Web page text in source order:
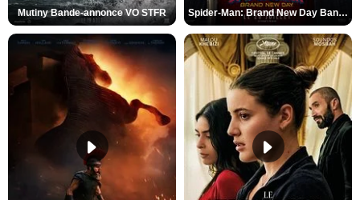
Mutiny Bande-annonce VO STFR Spider-Man: Brand New Day Bande-annonce VO STFR